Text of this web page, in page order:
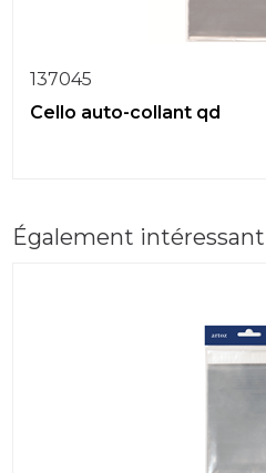
137045
Cello auto-collant qd
Également intéressant